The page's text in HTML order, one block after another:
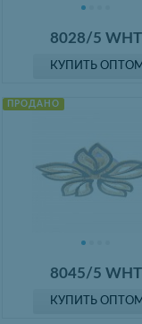
8028/5 WHT
КУПИТЬ ОПТОМ
ПРОДАНО
8045/5 WHT
КУПИТЬ ОПТОМ